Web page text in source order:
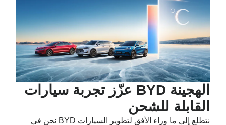
عزّز تجربة سيارات BYD الهجينة
القابلة للشحن
نحن في BYD نتطلع إلى ما وراء الأفق لتطوير السيارات